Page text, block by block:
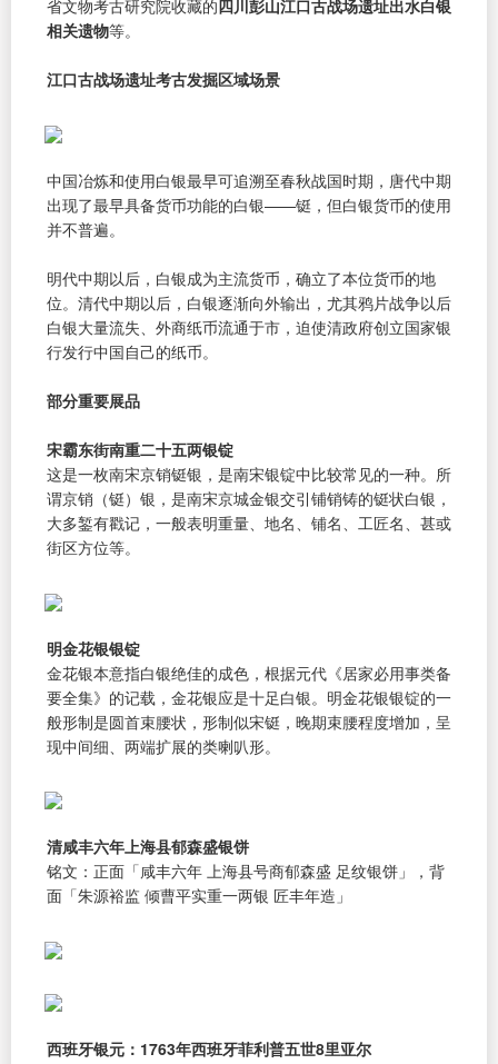
省文物考古研究院收藏的四川彭山江口古战场遗址出水白银
相关遗物等。
江口古战场遗址考古发掘区域场景
中国冶炼和使用白银最早可追溯至春秋战国时期，唐代中期
出现了最早具备货币功能的白银——铤，但白银货币的使用
并不普遍。
明代中期以后，白银成为主流货币，确立了本位货币的地
位。清代中期以后，白银逐渐向外输出，尤其鸦片战争以后
白银大量流失、外商纸币流通于市，迫使清政府创立国家银
行发行中国自己的纸币。
部分重要展品
宋霸东街南重二十五两银锭
这是一枚南宋京销铤银，是南宋银锭中比较常见的一种。所
谓京销（铤）银，是南宋京城金银交引铺销铸的铤状白银，
大多錾有戳记，一般表明重量、地名、铺名、工匠名、甚或
街区方位等。
明金花银银锭
金花银本意指白银绝佳的成色，根据元代《居家必用事类备
要全集》的记载，金花银应是十足白银。明金花银银锭的一
般形制是圆首束腰状，形制似宋铤，晚期束腰程度增加，呈
现中间细、两端扩展的类喇叭形。
清咸丰六年上海县郁森盛银饼
铭文：正面「咸丰六年 上海县号商郁森盛 足纹银饼」，背
面「朱源裕监 倾曹平实重一两银 匠丰年造」
西班牙银元：1763年西班牙菲利普五世8里亚尔